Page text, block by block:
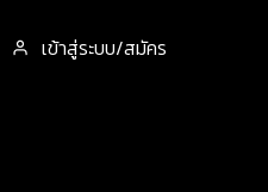
เข้าสู่ระบบ/สมัคร